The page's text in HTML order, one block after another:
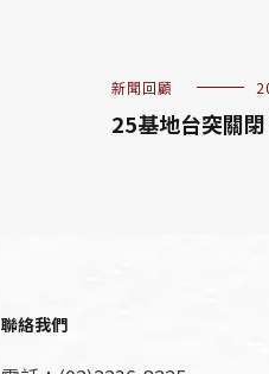
新聞回顧
25基地台突關
聯絡我們